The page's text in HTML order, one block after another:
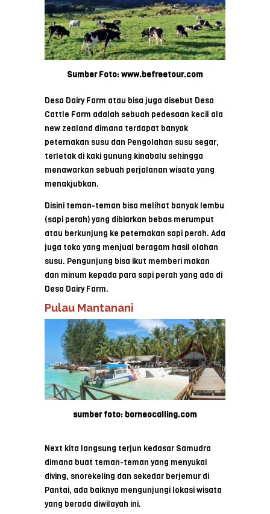
Sumber Foto: www.befreetour.com
Desa Dairy Farm atau bisa juga disebut Desa
Cattle Farm adalah sebuah pedesaan kecil ala
new zealand dimana terdapat banyak
peternakan susu dan Pengolahan susu segar,
terletak di kaki gunung kinabalu sehingga
menawarkan sebuah perjalanan wisata yang
menakjubkan.
Disini teman-teman bisa melihat banyak lembu
(sapi perah) yang dibiarkan bebas merumput
atau berkunjung ke peternakan sapi perah. Ada
juga toko yang menjual beragam hasil olahan
susu. Pengunjung bisa ikut memberi makan
dan minum kepada para sapi perah yang ada di
Desa Dairy Farm.
Pulau Mantanani
sumber foto: borneocalling.com
Next kita langsung terjun kedasar Samudra
dimana buat teman-teman yang menyukai
diving, snorekeling dan sekedar berjemur di
Pantai, ada baiknya mengunjungi lokasi wisata
yang berada diwilayah ini.